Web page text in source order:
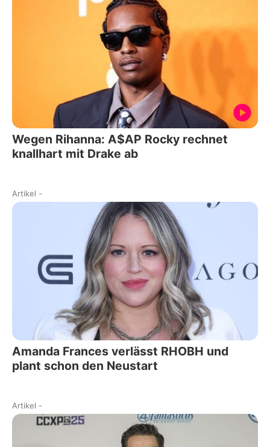
Wegen Rihanna: A$AP Rocky rechnet
knallhart mit Drake ab
Artikel -
Amanda Frances verlässt RHOBH und
plant schon den Neustart
Artikel -